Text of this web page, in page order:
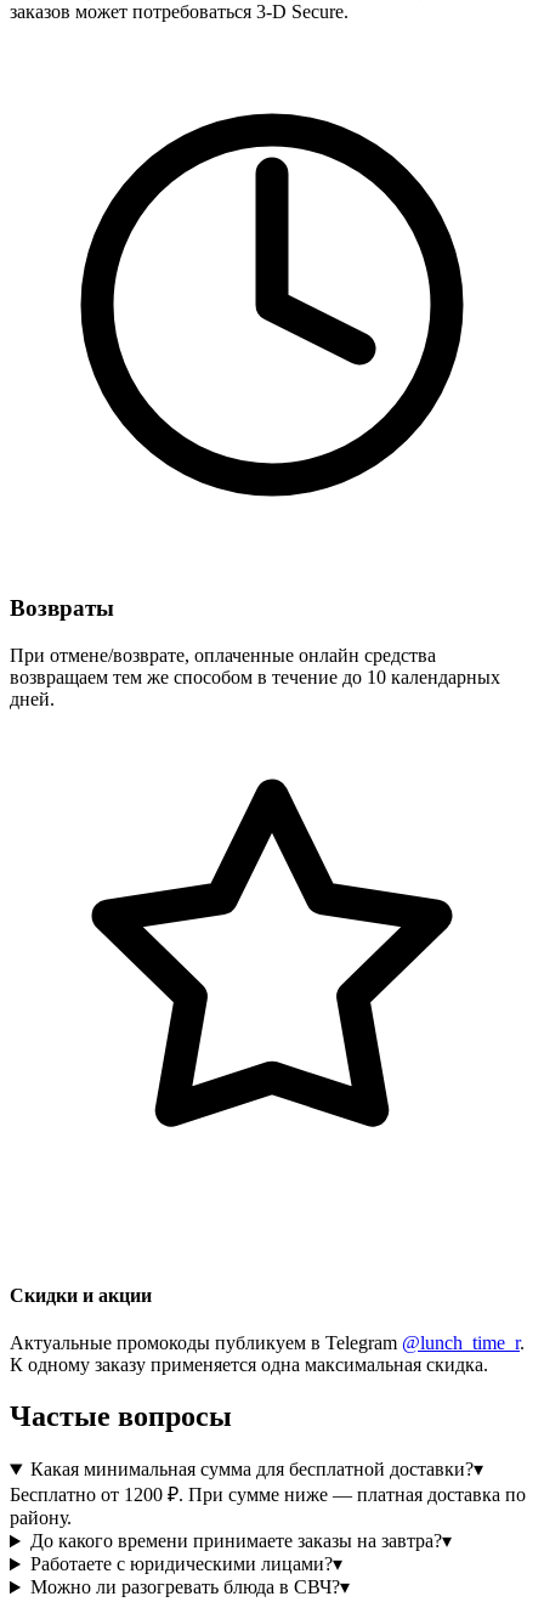
заказов может потребоваться 3‑D Secure.
Возвраты
При отмене/возврате, оплаченные онлайн средства
возвращаем тем же способом в течение до 10 календарных
дней.
Скидки и акции
Актуальные промокоды публикуем в Telegram @lunch_time_r.
К одному заказу применяется одна максимальная скидка.
Частые вопросы
Какая минимальная сумма для бесплатной доставки?▾
Бесплатно от 1200 ₽. При сумме ниже — платная доставка по
району.
До какого времени принимаете заказы на завтра?▾
Работаете с юридическими лицами?▾
Можно ли разогревать блюда в СВЧ?▾